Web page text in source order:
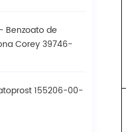
de
Corey 39746-
155206-00-